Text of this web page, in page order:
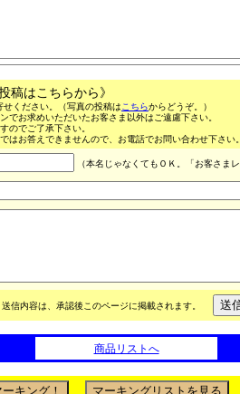
稿はこちらから》
ください。（写真の投稿は こちらからどうぞ。）
でお求めいただいたお客さま以外はご遠慮下さい。
のでご了承下さい。
はお答えできませんので、お電話でお問い合わせ下さ
（本名じゃなくてもＯＫ。「お客さま
送信内容は、承認後このページに掲載されます。
商品リストへ